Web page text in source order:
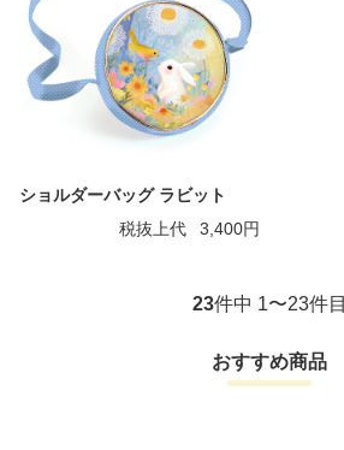
ショルダーバッグ ラビット
税抜上代
3,400円
23件中 1〜23件目
おすすめ商品